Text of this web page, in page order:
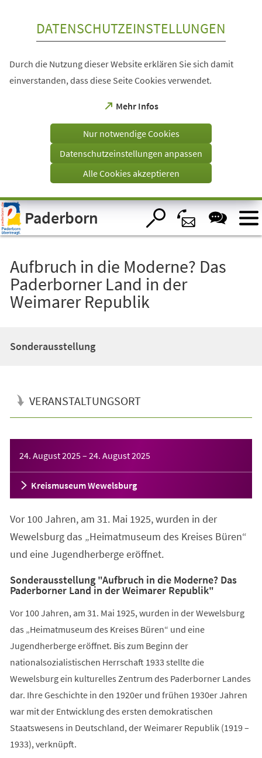
Visuelle
Assistenzsoftware
öffnen.
DATENSCHUTZEINSTELLUNGEN
Durch die Nutzung dieser Website erklären Sie sich damit
einverstanden, dass diese Seite Cookies verwendet.
Mehr Infos
(Öffnet
einem
Tab)
Nur notwendige Cookies
Datenschutzeinstellungen anpassen
Alle Cookies akzeptieren
Paderborn
Aufbruch in die Moderne? Das
Paderborner Land in der
Weimarer Republik
Sonderausstellung
VERANSTALTUNGSORT
24. August 2025– 24. August 2025
Kreismuseum Wewelsburg
Vor 100 Jahren, am 31. Mai 1925, wurden in der
Wewelsburg das „Heimatmuseum des Kreises Büren“
und eine Jugendherberge eröffnet.
Sonderausstellung "Aufbruch in die Moderne? Das
Paderborner Land in der Weimarer Republik"
Vor 100 Jahren, am 31. Mai 1925, wurden in der Wewelsburg
das „Heimatmuseum des Kreises Büren“ und eine
Jugendherberge eröffnet. Bis zum Beginn der
nationalsozialistischen Herrschaft 1933 stellte die
Wewelsburg ein kulturelles Zentrum des Paderborner Landes
dar. Ihre Geschichte in den 1920er und frühen 1930er Jahren
war mit der Entwicklung des ersten demokratischen
Staatswesens in Deutschland, der Weimarer Republik (1919 –
1933), verknüpft.